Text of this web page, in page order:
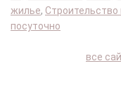
жилье, Строительство
посуточно
все